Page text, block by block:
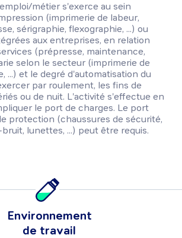
métier s'exerce au sein
(imprimerie de labeur,
sérigraphie, flexographie, ...) ou
aux entreprises, en relation
(prépresse, maintenance,
selon le secteur (imprimerie de
...) et le degré d'automatisation du
par roulement, les fins de
ou de nuit. L'activité s'effectue en
le port de charges. Le port
protection (chaussures de sécurité,
lunettes, ...) peut être requis.
Environnement
de travail